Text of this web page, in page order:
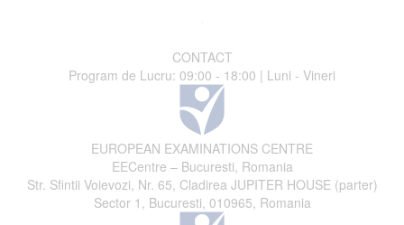
CONTACT
Program de Lucru: 09:00 - 18:00 | Luni - Vineri
EUROPEAN EXAMINATIONS CENTRE
EECentre – Bucuresti, Romania
Str. Sfintii Voievozi, Nr. 65, Cladirea JUPITER HOUSE (parter)
Sector 1, Bucuresti, 010965, Romania